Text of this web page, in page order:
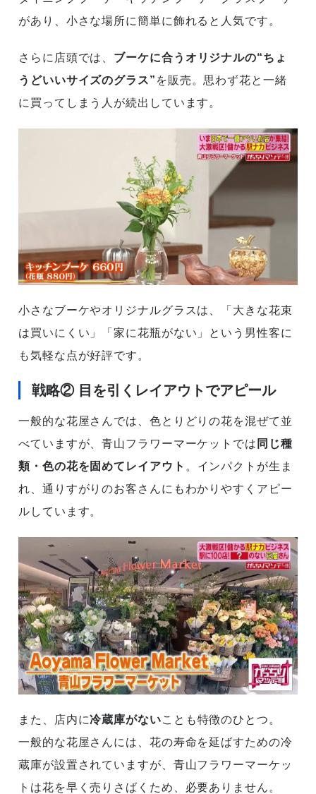
があり、小さな場所に簡単に飾れると人気です。
さらに店頭では、 ブーケに合うオリジナルの“ちょ
うどいいサイズのグラス” を販売。思わず花と一緒
に買ってしまう人が続出しています。
小さなブーケやオリジナルグラスは、「大きな花束
は買いにくい」「家に花瓶がない」という男性客に
も気軽な点が好評です。
戦略② 目を引くレイアウトでアピール
一般的な花屋さんでは、色とりどりの花を混ぜて並
べていますが、青山フラワーマーケットでは 同じ種
類・色の花を固めてレイアウト 。インパクトが生ま
れ、通りすがりのお客さんにもわかりやすくアピー
ルしています。
また、店内に冷蔵庫がないことも特徴のひとつ。
一般的な花屋さんには、花の寿命を延ばすための冷
蔵庫が設置されていますが、青山フラワーマーケッ
トは花を早く売りさばくため、必要ありません。